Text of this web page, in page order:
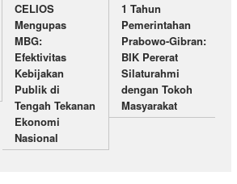
CELIOS
Mengupas
MBG:
Efektivitas
Kebijakan
Publik di
Tengah Tekanan
Ekonomi
Nasional
1 Tahun
Pemerintahan
Prabowo-Gibran:
BIK Pererat
Silaturahmi
dengan Tokoh
Masyarakat